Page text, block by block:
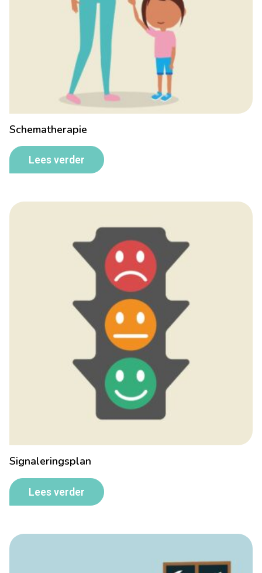
Schematherapie
Lees verder
Signaleringsplan
Lees verder